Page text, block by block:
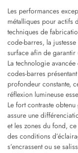
Les performances
métalliques pour actifs
techniques de
code-barres, la
surface afin de garantir
La technologie
codes-barres
profondeur constante,
réflexion lumineuse
Le fort contraste
assure une
et les zones du fond,
des conditions
s’encrassent ou se